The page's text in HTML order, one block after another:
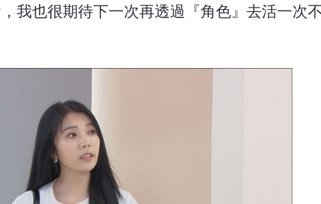
我也很期待下一次再透過『角色』去活一次